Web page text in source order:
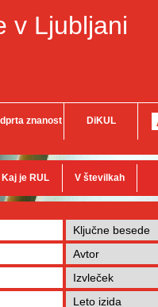
v Ljubljani
znanost DiKUL
Kaj je RUL V številkah